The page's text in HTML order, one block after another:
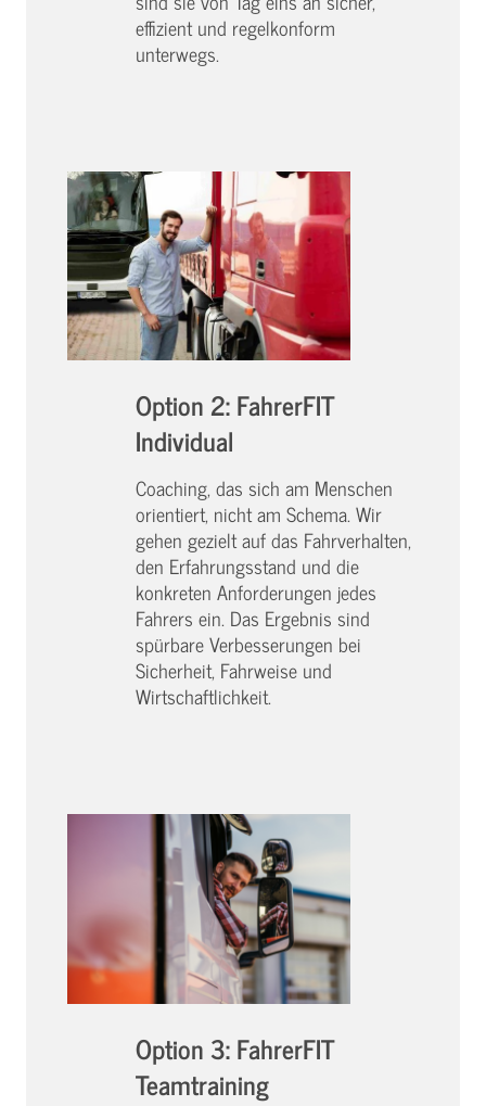
effizient und regelkonform
unterwegs.
Option 2: FahrerFIT
Individual
Coaching, das sich am Menschen
orientiert, nicht am Schema. Wir
gehen gezielt auf das Fahrverhalten,
den Erfahrungsstand und die
konkreten Anforderungen jedes
Fahrers ein. Das Ergebnis sind
spürbare Verbesserungen bei
Sicherheit, Fahrweise und
Wirtschaftlichkeit.
Option 3: FahrerFIT
Teamtraining